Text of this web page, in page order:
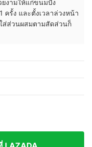
ยงามให้แก่ขนมปัง
รั้ง และตั้งเวลาล่วงหน้า
ส่ส่วนผสมตามสัดส่วนก็